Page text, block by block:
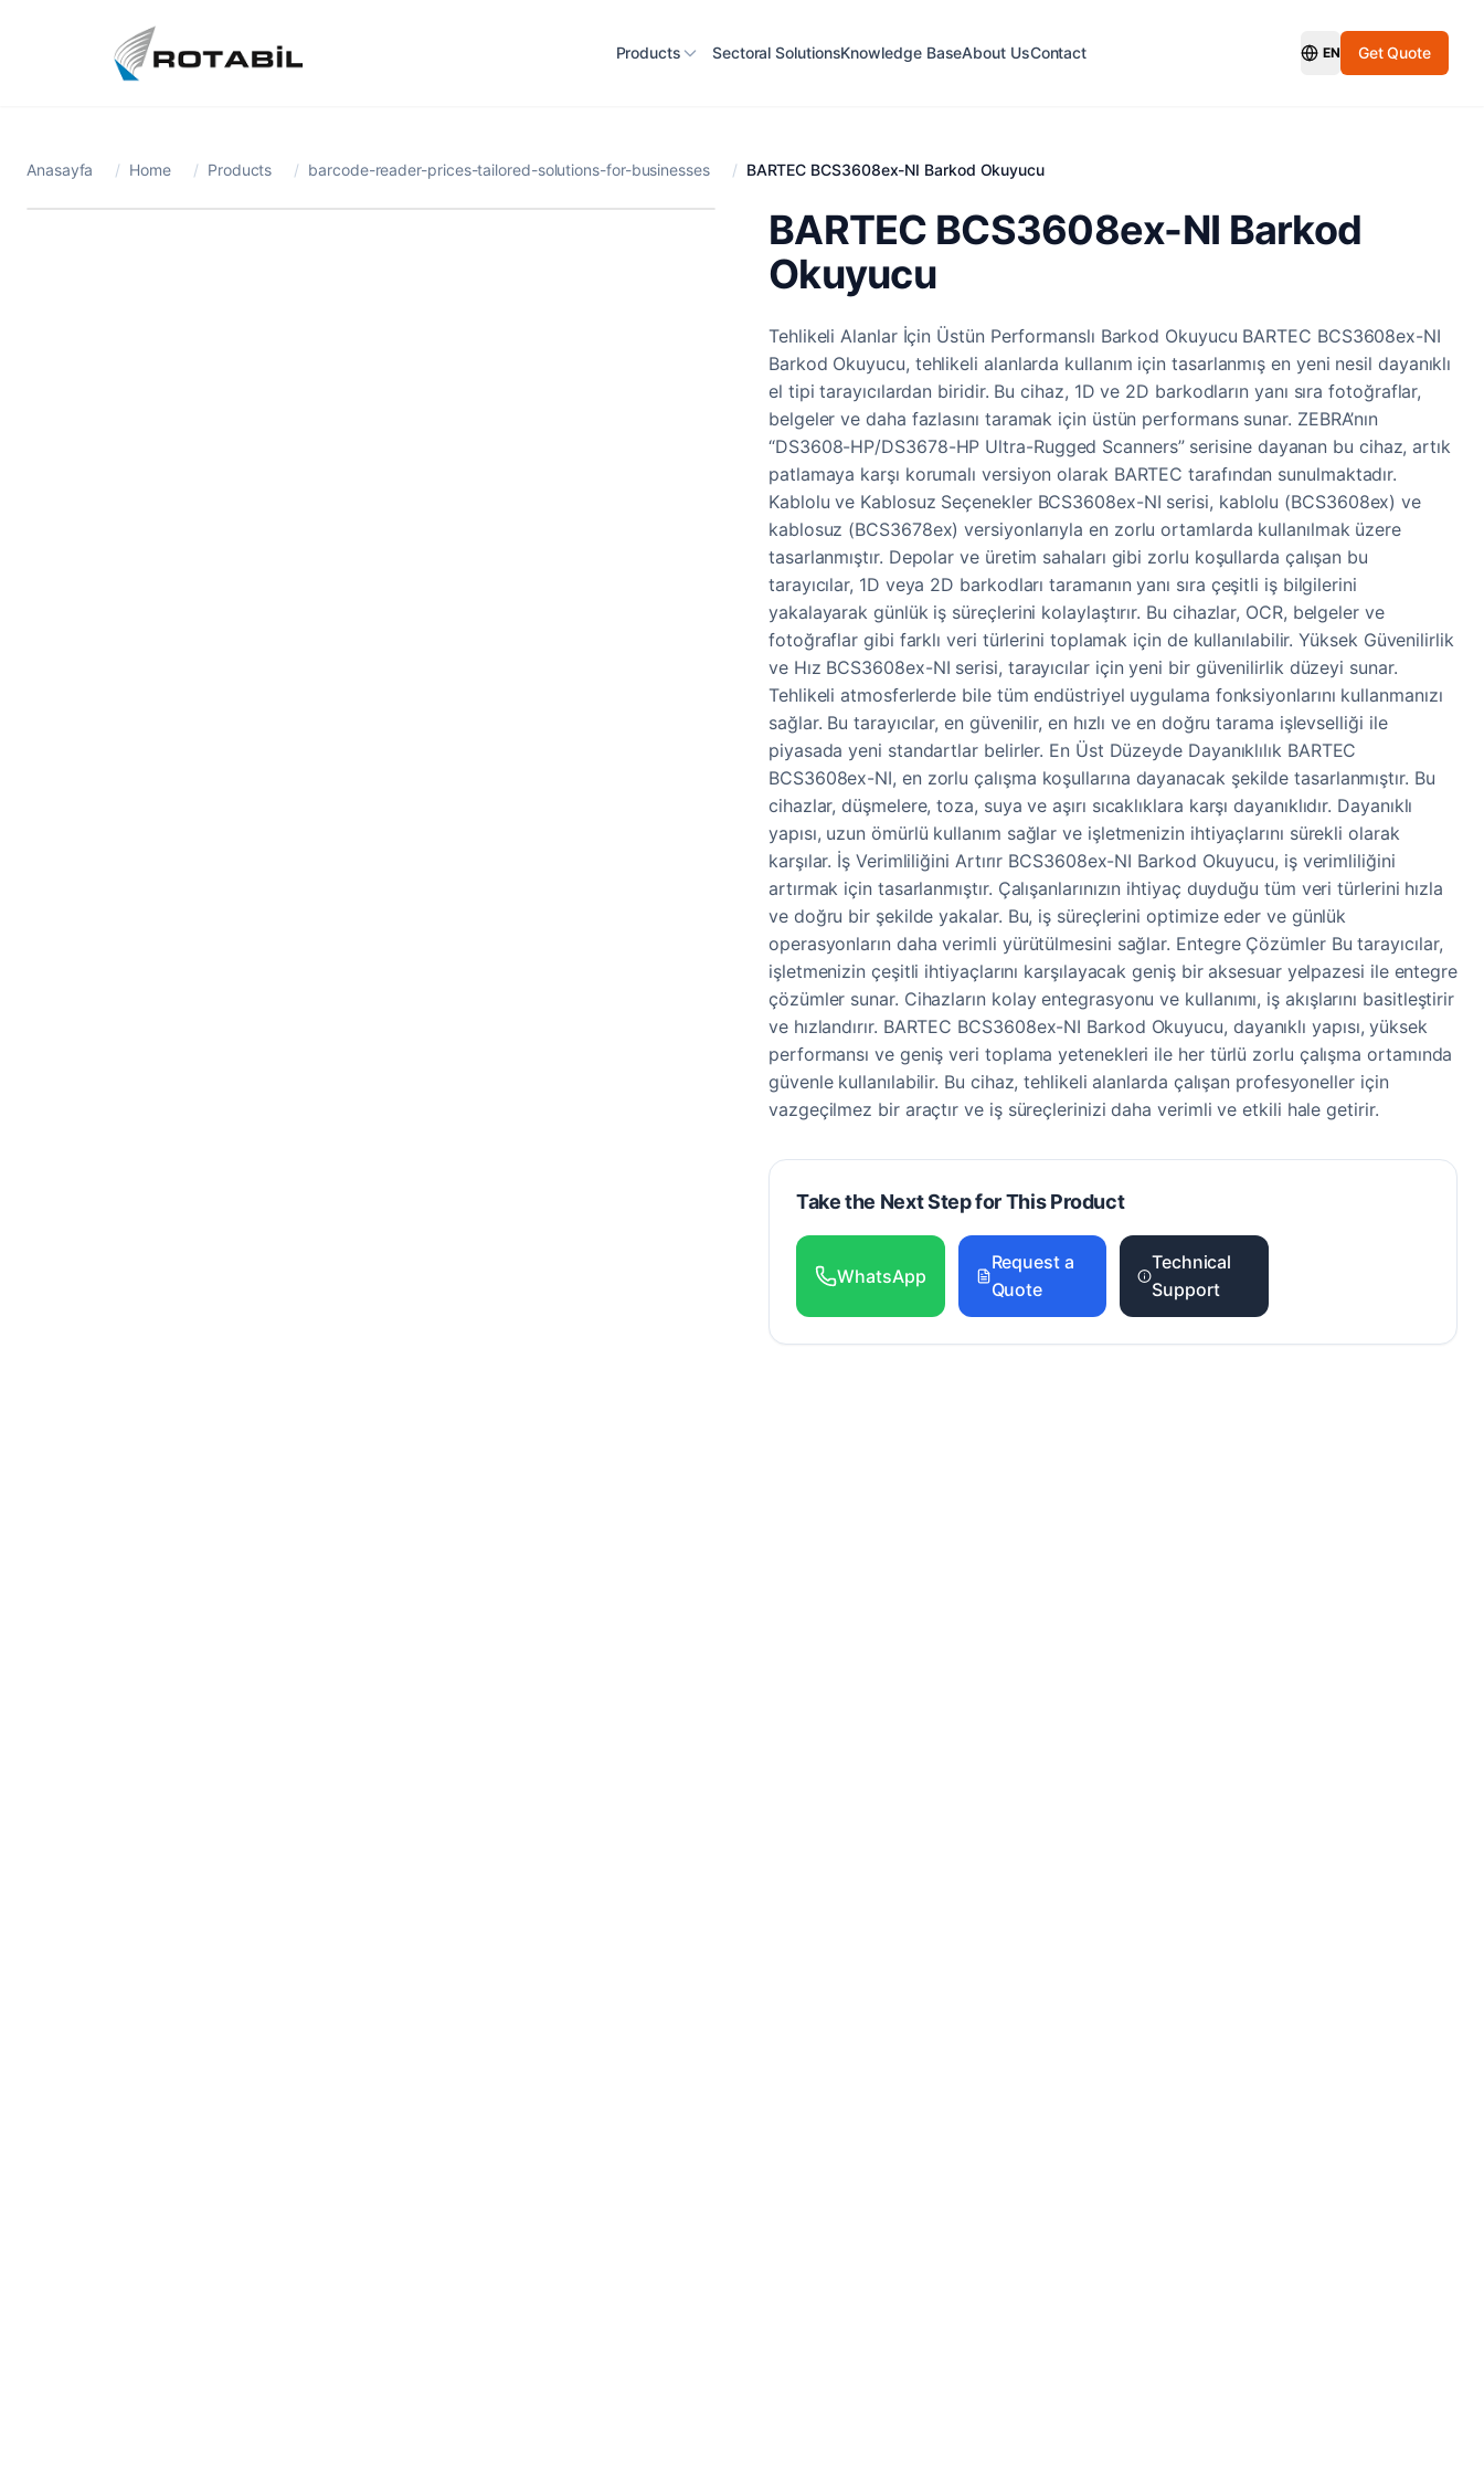
Products Sectoral SolutionsKnowledge BaseAbout UsContact Switch Language
EN Get Quote
Anasayfa / Home / Products / barcode-reader-prices-tailored-solutions-for-businesses / BARTEC BCS3608ex-NI Barkod Okuyucu
BARTEC BCS3608ex-NI Barkod
Okuyucu
Tehlikeli Alanlar İçin Üstün Performanslı Barkod Okuyucu BARTEC BCS3608ex-NI
Barkod Okuyucu, tehlikeli alanlarda kullanım için tasarlanmış en yeni nesil dayanıklı
el tipi tarayıcılardan biridir. Bu cihaz, 1D ve 2D barkodların yanı sıra fotoğraflar,
belgeler ve daha fazlasını taramak için üstün performans sunar. ZEBRA’nın
“DS3608-HP/DS3678-HP Ultra-Rugged Scanners” serisine dayanan bu cihaz, artık
patlamaya karşı korumalı versiyon olarak BARTEC tarafından sunulmaktadır.
Kablolu ve Kablosuz Seçenekler BCS3608ex-NI serisi, kablolu (BCS3608ex) ve
kablosuz (BCS3678ex) versiyonlarıyla en zorlu ortamlarda kullanılmak üzere
tasarlanmıştır. Depolar ve üretim sahaları gibi zorlu koşullarda çalışan bu
tarayıcılar, 1D veya 2D barkodları taramanın yanı sıra çeşitli iş bilgilerini
yakalayarak günlük iş süreçlerini kolaylaştırır. Bu cihazlar, OCR, belgeler ve
fotoğraflar gibi farklı veri türlerini toplamak için de kullanılabilir. Yüksek Güvenilirlik
ve Hız BCS3608ex-NI serisi, tarayıcılar için yeni bir güvenilirlik düzeyi sunar.
Tehlikeli atmosferlerde bile tüm endüstriyel uygulama fonksiyonlarını kullanmanızı
sağlar. Bu tarayıcılar, en güvenilir, en hızlı ve en doğru tarama işlevselliği ile
piyasada yeni standartlar belirler. En Üst Düzeyde Dayanıklılık BARTEC
BCS3608ex-NI, en zorlu çalışma koşullarına dayanacak şekilde tasarlanmıştır. Bu
cihazlar, düşmelere, toza, suya ve aşırı sıcaklıklara karşı dayanıklıdır. Dayanıklı
yapısı, uzun ömürlü kullanım sağlar ve işletmenizin ihtiyaçlarını sürekli olarak
karşılar. İş Verimliliğini Artırır BCS3608ex-NI Barkod Okuyucu, iş verimliliğini
artırmak için tasarlanmıştır. Çalışanlarınızın ihtiyaç duyduğu tüm veri türlerini hızla
ve doğru bir şekilde yakalar. Bu, iş süreçlerini optimize eder ve günlük
operasyonların daha verimli yürütülmesini sağlar. Entegre Çözümler Bu tarayıcılar,
işletmenizin çeşitli ihtiyaçlarını karşılayacak geniş bir aksesuar yelpazesi ile entegre
çözümler sunar. Cihazların kolay entegrasyonu ve kullanımı, iş akışlarını basitleştirir
ve hızlandırır. BARTEC BCS3608ex-NI Barkod Okuyucu, dayanıklı yapısı, yüksek
performansı ve geniş veri toplama yetenekleri ile her türlü zorlu çalışma ortamında
güvenle kullanılabilir. Bu cihaz, tehlikeli alanlarda çalışan profesyoneller için
vazgeçilmez bir araçtır ve iş süreçlerinizi daha verimli ve etkili hale getirir.
Take the Next Step for This Product
WhatsApp
Request a
Quote
Technical
Support